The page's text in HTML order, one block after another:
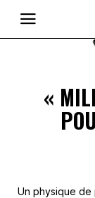
«
Un physique